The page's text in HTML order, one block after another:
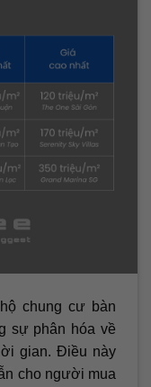
chung cư bàn
sự phân hóa về
gian. Điều này
cho người mua